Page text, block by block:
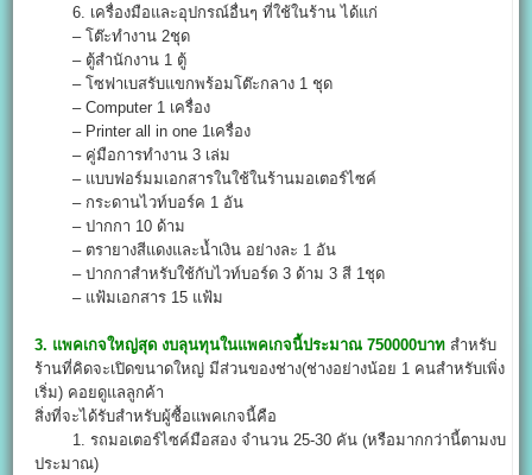
6. เครื่องมือและอุปกรณ์อื่นๆ ที่ใช้ในร้าน ได้แก่
– โต๊ะทำงาน 2ชุด
– ตู้สำนักงาน 1 ตู้
– โซฟาเบสรับแขกพร้อมโต๊ะกลาง 1 ชุด
– Computer 1 เครื่อง
– Printer all in one 1เครื่อง
– คู่มือการทำงาน 3 เล่ม
– แบบฟอร์มมเอกสารในใช้ในร้านมอเตอร์ไซค์
– กระดานไวท์บอร์ค 1 อัน
– ปากกา 10 ด้าม
– ตรายางสีแดงและน้ำเงิน อย่างละ 1 อัน
– ปากกาสำหรับใช้กับไวท์บอร์ด 3 ด้าม 3 สี 1ชุด
– แฟ้มเอกสาร 15 แฟ้ม
3. แพคเกจใหญ่สุด งบลุนทุนในแพคเกจนี้ประมาณ 750000บาท สำหรับ
ร้านที่คิดจะเปิดขนาดใหญ่ มีส่วนของช่าง(ช่างอย่างน้อย 1 คนสำหรับเพิ่ง
เริ่ม) คอยดูแลลูกค้า
สิ่งที่จะได้รับสำหรับผู้ซื้อแพคเกจนี้คือ
1. รถมอเตอร์ไซค์มือสอง จำนวน 25-30 คัน (หรือมากกว่านี้ตามงบ
ประมาณ)